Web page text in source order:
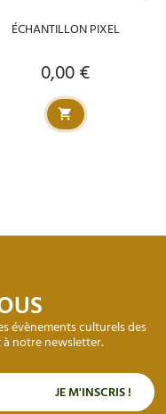
ÉCHANTILLON PIXEL
Prix
0,00 €
évènements culturels des
à notre newsletter.